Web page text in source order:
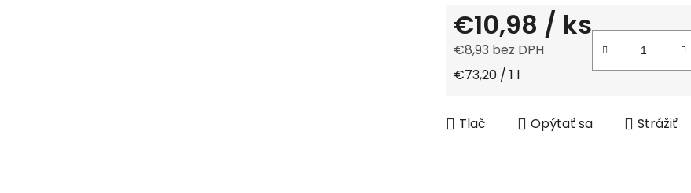
€10,98 / ks
€8,93 bez DPH
Jednotková cena:
€73,20 / 1 l
Tlač Opýtať sa Strážiť